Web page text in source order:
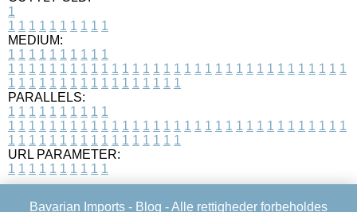
1
1 1 1 1 1 1 1 1 1 1
MEDIUM:
1 1 1 1 1 1 1 1 1 1
1 1 1 1 1 1 1 1 1 1 1 1 1 1 1 1 1 1 1 1 1 1 1 1 1 1 1 1 1 1 1 1 1
1 1 1 1 1 1 1 1 1 1 1 1 1 1 1 1 1
PARALLELS:
1 1 1 1 1 1 1 1 1 1
1 1 1 1 1 1 1 1 1 1 1 1 1 1 1 1 1 1 1 1 1 1 1 1 1 1 1 1 1 1 1 1 1
1 1 1 1 1 1 1 1 1 1 1 1 1 1 1 1 1
URL PARAMETER:
1 1 1 1 1 1 1 1 1 1
Bavarian Imports - Blog - Alle rettigheder forbeholdes